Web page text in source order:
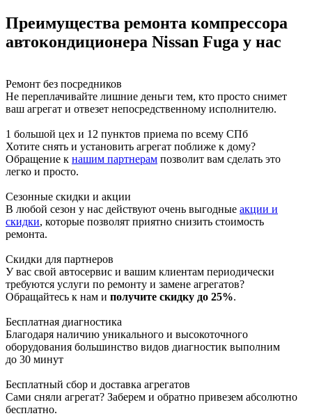
Преимущества ремонта компрессора
автокондиционера Nissan Fuga у нас
Ремонт без посредников
Не переплачивайте лишние деньги тем, кто просто снимет
ваш агрегат и отвезет непосредственному исполнителю.
1 большой цех и 12 пунктов приема по всему СПб
Хотите снять и установить агрегат поближе к дому?
Обращение к нашим партнерам позволит вам сделать это
легко и просто.
Сезонные скидки и акции
В любой сезон у нас действуют очень выгодные акции и
скидки, которые позволят приятно снизить стоимость
ремонта.
Скидки для партнеров
У вас свой автосервис и вашим клиентам периодически
требуются услуги по ремонту и замене агрегатов?
Обращайтесь к нам и получите скидку до 25%.
Бесплатная диагностика
Благодаря наличию уникального и высокоточного
оборудования большинство видов диагностик выполним
до 30 минут
Бесплатный сбор и доставка агрегатов
Сами сняли агрегат? Заберем и обратно привезем абсолютно
бесплатно.